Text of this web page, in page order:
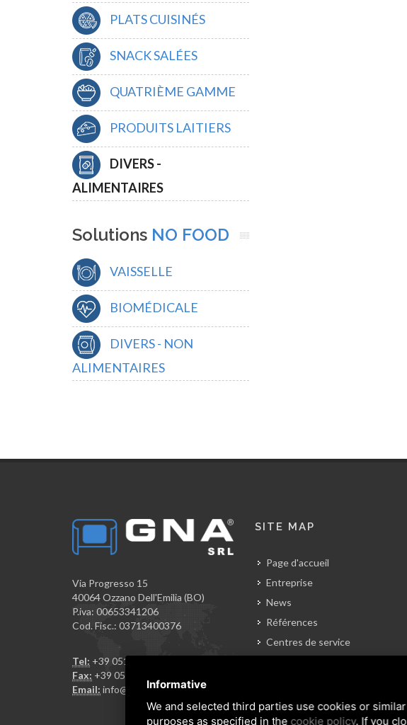
PLATS CUISINÉS
SNACK SALÉES
QUATRIÈME GAMME
PRODUITS LAITIERS
DIVERS -
ALIMENTAIRES
Solutions NO FOOD
VAISSELLE
BIOMÉDICALE
DIVERS - NON
ALIMENTAIRES
Via Progresso 15
40064 Ozzano Dell'Emilia (BO)
P.iva: 00653341206
Cod. Fisc.: 03713400376
Tel: +39 051 799226
Fax: +39 051 796962
Email: info@gnasrl.com
SITE MAP
Page d'accueil
Entreprise
News
Références
Centres de service
Revendeurs
Conditions générales de vente
Informative
We and selected third parties use cookies or
purposes as specified in the cookie policy. If you